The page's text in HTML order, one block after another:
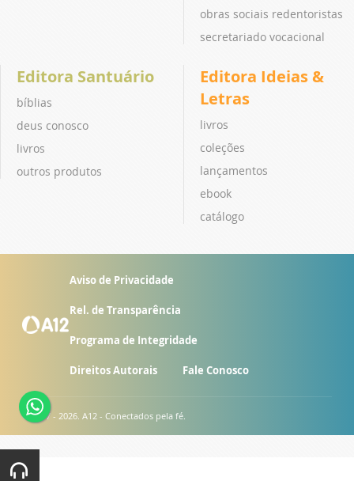
obras sociais redentoristas
secretariado vocacional
Editora Santuário
bíblias
deus conosco
livros
outros produtos
Editora Ideias &
Letras
livros
coleções
lançamentos
ebook
catálogo
Aviso de Privacidade
Rel. de Transparência
Programa de Integridade
Direitos Autorais Fale Conosco
© 2007 - 2026. A12 - Conectados pela fé.